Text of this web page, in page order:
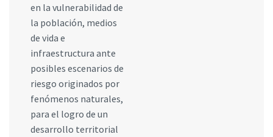
en la vulnerabilidad de
la población, medios
de vida e
infraestructura ante
posibles escenarios de
riesgo originados por
fenómenos naturales,
para el logro de un
desarrollo territorial